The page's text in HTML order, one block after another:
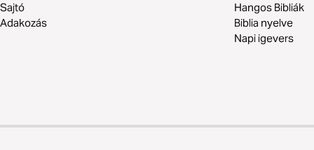
Sajtó
Adakozás
Hangos Bibliák
Biblia nyelve
Napi igevers